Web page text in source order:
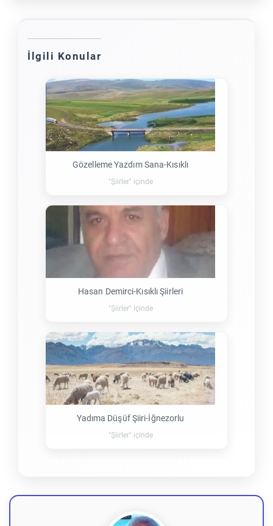
İlgili Konular
Gözelleme Yazdım Sana-Kısıklı
"Şiirler" içinde
Hasan Demirci-Kısıklı Şiirleri
"Şiirler" içinde
Yadıma Düşüf Şiiri-İğnezorlu
"Şiirler" içinde